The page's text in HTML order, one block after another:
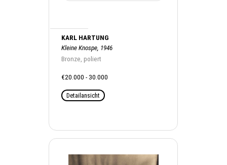
KARL HARTUNG
Kleine Knospe, 1946
Bronze, poliert
€20.000 - 30.000
Detailansicht